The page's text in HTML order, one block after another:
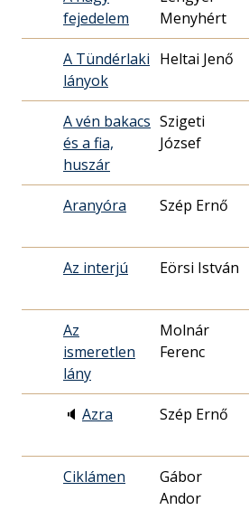
fejedelem
Menyhért
A Tündérlaki
lányok
Heltai Jenő
A vén bakacs
és a fia,
huszár
Szigeti
József
Aranyóra Szép Ernő
Az interjú Eörsi István
Az
ismeretlen
lány
Molnár
Ferenc
🔈 Azra Szép Ernő
Ciklámen
Gábor
Andor